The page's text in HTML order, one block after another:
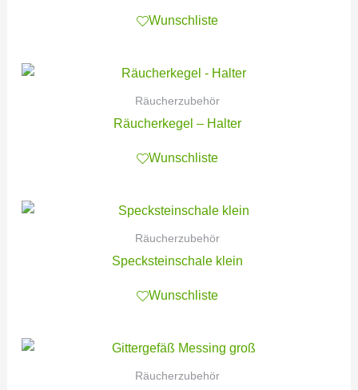
Wunschliste
Räucherzubehör
Räucherkegel – Halter
Wunschliste
Räucherzubehör
Specksteinschale klein
Wunschliste
Räucherzubehör